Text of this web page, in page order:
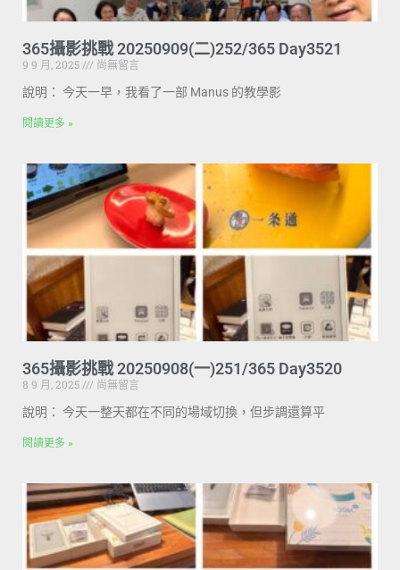
365攝影挑戰 20250909(二)252/365 Day3521
9 9 月, 2025
尚無留言
說明： 今天一早，我看了一部 Manus 的教學影
閱讀更多 »
365攝影挑戰 20250908(一)251/365 Day3520
8 9 月, 2025
尚無留言
說明： 今天一整天都在不同的場域切換，但步調還算平
閱讀更多 »